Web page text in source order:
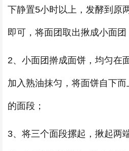
下静置5小时以上，发酵到原
即可，将面团取出揪成小面团
2、小面团擀成面饼，均匀在
加入熟油抹匀，将面饼自下
的面段；
3、将三个面段摞起，揪起两